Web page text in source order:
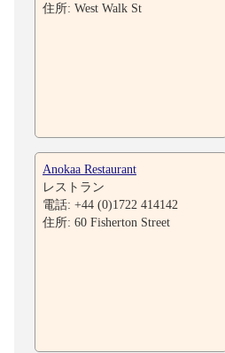
住所: West Walk St
Anokaa Restaurant
レストラン
電話: +44 (0)1722 414142
住所: 60 Fisherton Street